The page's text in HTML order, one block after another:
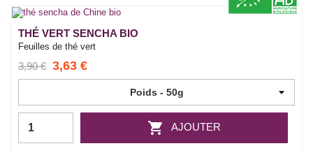
THÉ VERT SENCHA BIO
Feuilles de thé vert
3,90 € 3,63 €
 AJOUTER